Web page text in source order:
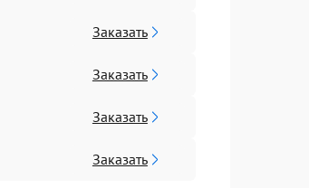
Заказать
Заказать
Заказать
Заказать